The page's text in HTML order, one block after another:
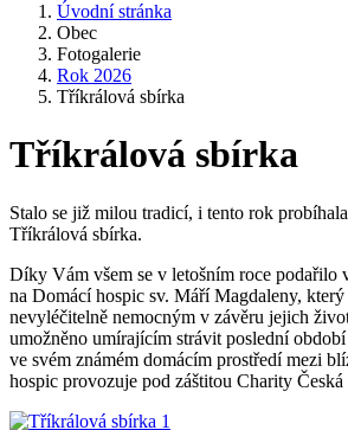
Úvodní stránka
Obec
Fotogalerie
Rok 2026
Tříkrálová sbírka
Tříkrálová sbírka
Stalo se již milou tradicí, i tento rok
Tříkrálová sbírka.
Díky Vám všem se v letošním roce podařilo
na Domácí hospic sv. Máří Magdaleny,
nevyléčitelně nemocným v závěru jejich
umožněno umírajícím strávit poslední
ve svém známém domácím prostředí mezi
hospic provozuje pod záštitou Charity Česká